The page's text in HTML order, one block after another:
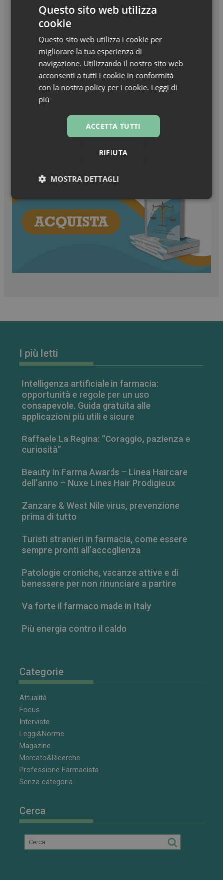
Zanzare & West Nile virus, prevenzione prima di
Turisti stranieri in farmacia, come essere
sempre pronti all’accoglienza
I più letti
Intelligenza artificiale in farmacia:
opportunità e regole per un uso
consapevole. Guida gratuita alle
applicazioni più utili e sicure
Raffaele La Regina: “Coraggio, pazienza e
curiosità”
Beauty in Farma Awards – Linea Haircare
dell’anno – Nuxe Linea Hair Prodigieux
Zanzare & West Nile virus, prevenzione
prima di tutto
Turisti stranieri in farmacia, come essere
sempre pronti all’accoglienza
Patologie croniche, vacanze attive e di
benessere per non rinunciare a partire
Va forte il farmaco made in Italy
Più energia contro il caldo
Categorie
Attualità
Focus
Interviste
Leggi&Norme
Magazine
Mercato&Ricerche
Professione Farmacista
Senza categoria
Cerca
Questo sito web utilizza
cookie
Questo sito web utilizza i cookie per
migliorare la tua esperienza di
navigazione. Utilizzando il nostro sito web
acconsenti a tutti i cookie in conformità
con la nostra policy per i cookie. Leggi di
più
ACCETTA TUTTI
RIFIUTA
MOSTRA DETTAGLI
Necessari Marketing
Non
classificati
protette del sito. Il sito web non è in grado di
NOME
PHPSESSID
PHP.net
Sessione
_ga_RV9MB13F2Q .farmamese.it
_ga